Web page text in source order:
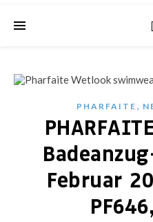
PHARFAITE ,
Februar